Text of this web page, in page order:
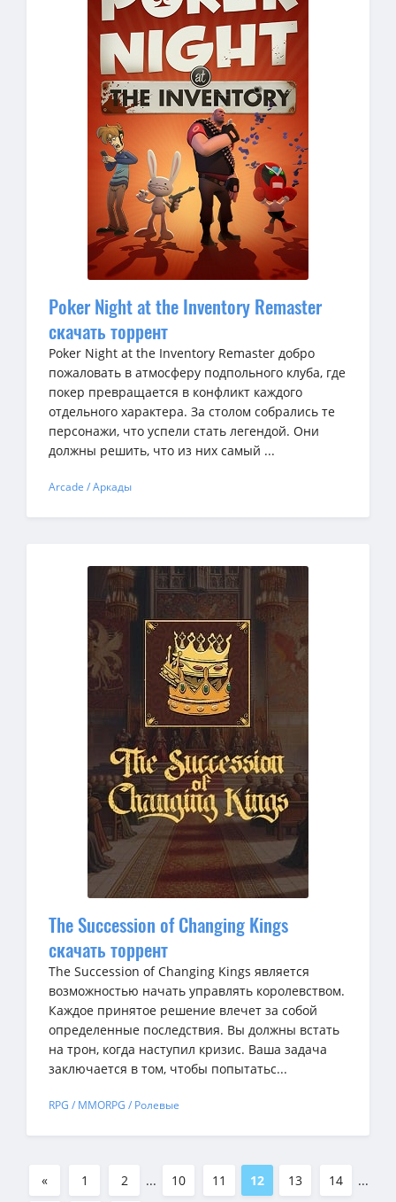
Poker Night at the Inventory Remaster
скачать торрент
Poker Night at the Inventory Remaster добро
пожаловать в атмосферу подпольного клуба, где
покер превращается в конфликт каждого
отдельного характера. За столом собрались те
персонажи, что успели стать легендой. Они
должны решить, что из них самый ...
Arcade / Аркады
The Succession of Changing Kings
скачать торрент
The Succession of Changing Kings является
возможностью начать управлять королевством.
Каждое принятое решение влечет за собой
определенные последствия. Вы должны встать
на трон, когда наступил кризис. Ваша задача
заключается в том, чтобы попытатьс...
RPG / MMORPG / Ролевые
« 1 2 ... 10 11 12 13 14 ...